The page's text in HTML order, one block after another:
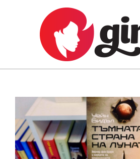
GIRL.BG
Navigation